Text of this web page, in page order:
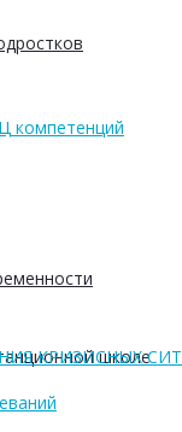
школе
компетенций
КРИЗИСНЫХ